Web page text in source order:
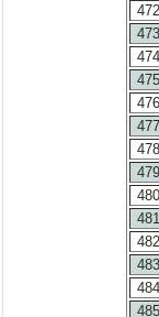
472
473
474
475
476
477
478
479
480
481
482
483
484
485